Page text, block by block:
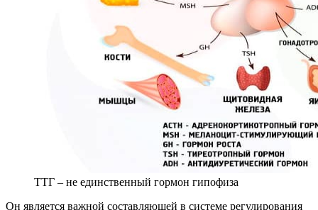
ТТГ – не единственный гормон гипофиза
Он является важной составляющей в системе регулирования